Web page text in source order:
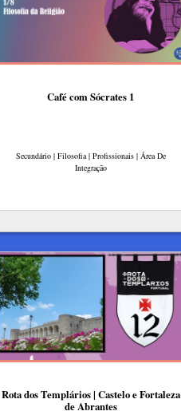
Café com Sócrates 1
Secundário | Filosofia | Profissionais | Área De
Integração
Rota dos Templários | Castelo e Fortaleza
de Abrantes